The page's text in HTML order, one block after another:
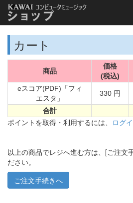
カート
商品
価格
(税込)
eスコア(PDF)「フィ
エスタ」
330 円
合計
ポイントを取得・利用するには、 ログ
以上の商品でレジへ進む方は、[ご注文
ださい。